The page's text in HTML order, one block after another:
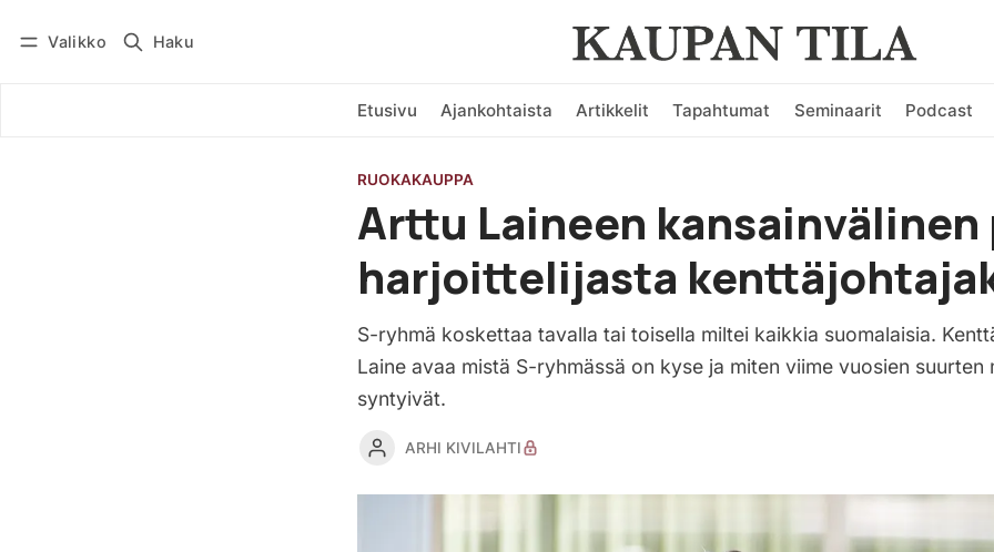
Valikko Haku
Etusivu Ajankohtaista Artikkelit Tapahtumat Seminaarit Podcast
RUOKAKAUPPA
Arttu Laineen kansainvälinen
harjoittelijasta
S-ryhmä koskettaa tavalla tai toisella miltei kaikkia suomalaisia.
Laine avaa mistä S-ryhmässä on kyse ja miten viime vuosien suurten
syntyivät.
ARHI KIVILAHTI